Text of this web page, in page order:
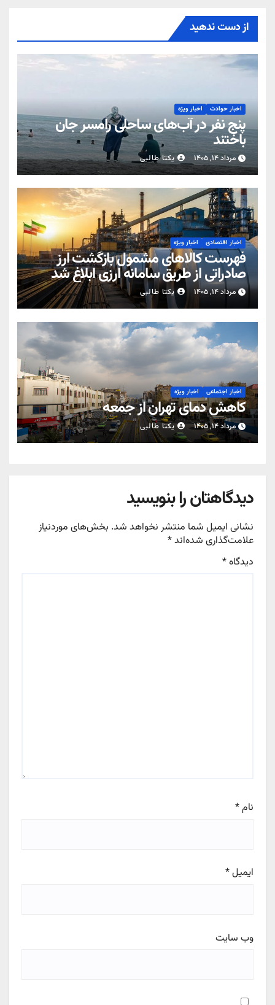
از دست ندهید
اخبار حوادث اخبار ویژه
پنج نفر در آب‌های ساحلی رامسر جان
باختند
مرداد ۱۴, ۱۴۰۵ یکتا طالبی
اخبار اقتصادی اخبار ویژه
فهرست کالاهای مشمول بازگشت ارز
صادراتی از طریق سامانه ارزی ابلاغ شد
مرداد ۱۴, ۱۴۰۵ یکتا طالبی
اخبار اجتماعی اخبار ویژه
کاهش دمای تهران از جمعه
مرداد ۱۴, ۱۴۰۵ یکتا طالبی
دیدگاهتان را بنویسید
نشانی ایمیل شما منتشر نخواهد شد. بخش‌های موردنیاز
علامت‌گذاری شده‌اند*
دیدگاه*
نام*
ایمیل*
وب‌ سایت